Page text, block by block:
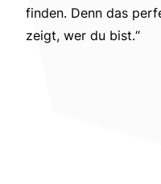
finden. Denn das
zeigt, wer du bist.“